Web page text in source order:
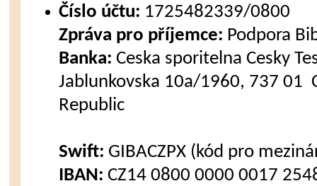
Číslo účtu: 1725482339/0800
Zpráva pro příjemce: Podpora
Banka: Ceska sporitelna Cesky
Jablunkovska 10a/1960, 737 01
Republic
Swift: GIBACZPX (kód pro
IBAN: CZ14 0800 0000 0017